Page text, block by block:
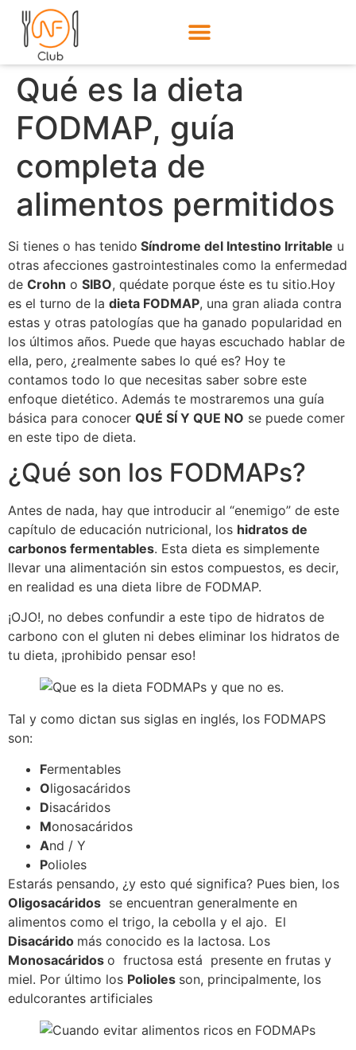
Qué es la dieta
FODMAP, guía
completa de
alimentos permitidos
Si tienes o has tenido Síndrome del Intestino Irritable u
otras afecciones gastrointestinales como la enfermedad
de Crohn o SIBO, quédate porque éste es tu sitio.Hoy
es el turno de la dieta FODMAP, una gran aliada contra
estas y otras patologías que ha ganado popularidad en
los últimos años. Puede que hayas escuchado hablar de
ella, pero, ¿realmente sabes lo qué es? Hoy te
contamos todo lo que necesitas saber sobre este
enfoque dietético. Además te mostraremos una guía
básica para conocer QUÉ SÍ Y QUE NO se puede comer
en este tipo de dieta.
¿Qué son los FODMAPs?
Antes de nada, hay que introducir al “enemigo” de este
capítulo de educación nutricional, los hidratos de
carbonos fermentables. Esta dieta es simplemente
llevar una alimentación sin estos compuestos, es decir,
en realidad es una dieta libre de FODMAP.
¡OJO!, no debes confundir a este tipo de hidratos de
carbono con el gluten ni debes eliminar los hidratos de
tu dieta, ¡prohibido pensar eso!
Tal y como dictan sus siglas en inglés, los FODMAPS
son:
Fermentables
Oligosacáridos
Disacáridos
Monosacáridos
And / Y
Polioles
Estarás pensando, ¿y esto qué significa? Pues bien, los
Oligosacáridos se encuentran generalmente en
alimentos como el trigo, la cebolla y el ajo. El
Disacárido más conocido es la lactosa. Los
Monosacáridos o fructosa está presente en frutas y
miel. Por último los Polioles son, principalmente, los
edulcorantes artificiales